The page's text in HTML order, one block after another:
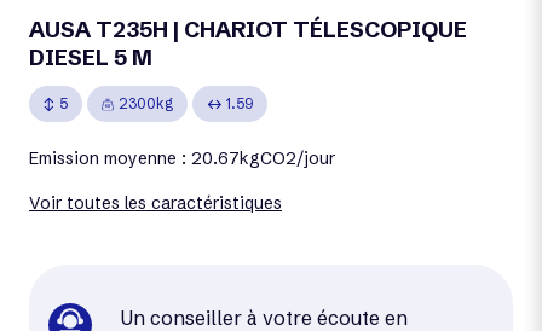
AUSA T235H | CHARIOT TÉLESCOPIQUE
DIESEL 5 M
5 2300kg 1.59
Emission moyenne : 20.67kgCO2/jour
Voir toutes les caractéristiques
Un conseiller à votre écoute en